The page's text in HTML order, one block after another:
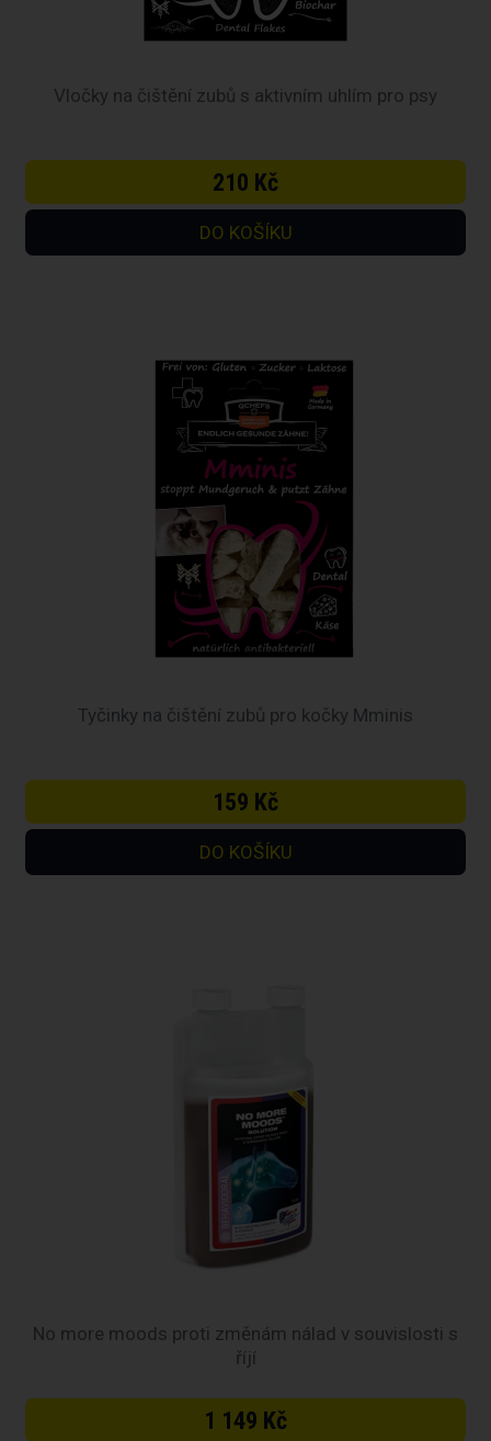
Vločky na čištění zubů s aktivním uhlím pro psy
210 Kč
Tyčinky na čištění zubů pro kočky Mminis
159 Kč
No more moods proti změnám nálad v souvislosti s
říjí
1 149 Kč